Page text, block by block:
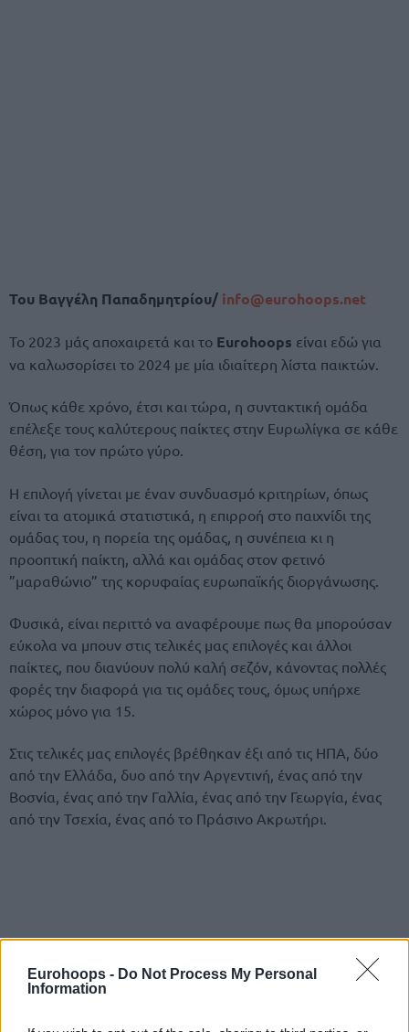
Eurohoops - Do Not Process My Personal
Information
Του Βαγγέλη Παπαδημητρίου/ info@eurohoops.net
Το 2023 μάς αποχαιρετά και το Eurohoops είναι εδώ για
να καλωσορίσει το 2024 με μία ιδιαίτερη λίστα παικτών.
Όπως κάθε χρόνο, έτσι και τώρα, η συντακτική ομάδα
επέλεξε τους καλύτερους παίκτες στην Ευρωλίγκα σε κάθε
θέση, για τον πρώτο γύρο.
Η επιλογή γίνεται με έναν συνδυασμό κριτηρίων, όπως
είναι τα ατομικά στατιστικά, η επιρροή στο παιχνίδι της
ομάδας του, η πορεία της ομάδας, η συνέπεια κι η
προοπτική παίκτη, αλλά και ομάδας στον φετινό
”μαραθώνιο” της κορυφαίας ευρωπαϊκής διοργάνωσης.
Φυσικά, είναι περιττό να αναφέρουμε πως θα μπορούσαν
εύκολα να μπουν στις τελικές μας επιλογές και άλλοι
παίκτες, που διανύουν πολύ καλή σεζόν, κάνοντας πολλές
φορές την διαφορά για τις ομάδες τους, όμως υπήρχε
χώρος μόνο για 15.
Στις τελικές μας επιλογές βρέθηκαν έξι από τις ΗΠΑ, δύο
από την Ελλάδα, δυο από την Αργεντινή, ένας από την
Βοσνία, ένας από την Γαλλία, ένας από την Γεωργία, ένας
από την Τσεχία, ένας από το Πράσινο Ακρωτήρι.